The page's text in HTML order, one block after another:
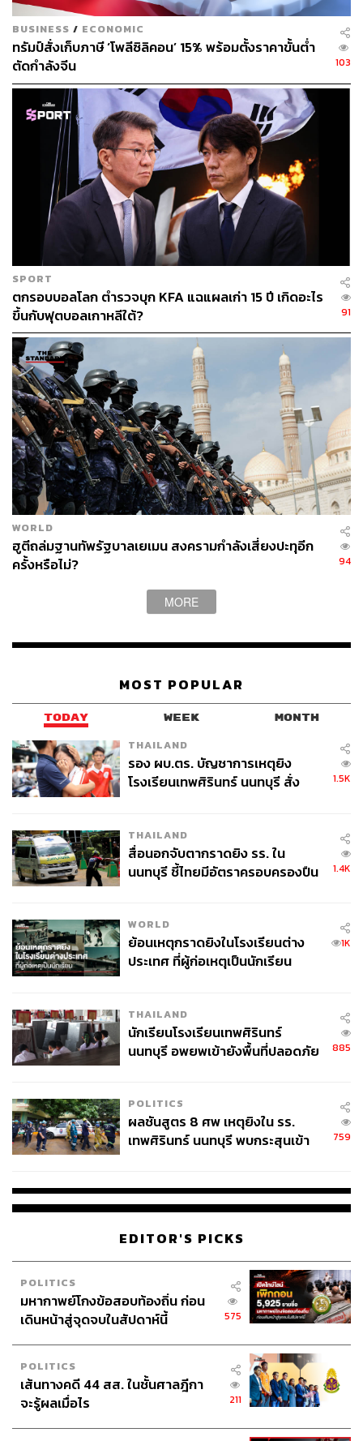
ABOUT THE AUTHOR
ณรงค์กร มโนจันทร์เพ็ญ
Content Creator กองบรรณาธิการข่าว THE
STANDARD
BUSINESS / ECONOMIC
ทรัมป์สั่งเก็บภาษี ‘โพลีซิลิคอน’ 15% พร้อมตั้งราคาขั้นต่ำ
ตัดกำลังจีน
103
SPORT
ตกรอบบอลโลก ตำรวจบุก KFA แฉแผลเก่า 15 ปี เกิดอะไร
ขึ้นกับฟุตบอลเกาหลีใต้?
91
WORLD
ฮูตีถล่มฐานทัพรัฐบาลเยเมน สงครามกำลังเสี่ยงปะทุอีก
ครั้งหรือไม่?
94
MORE
MOST POPULAR
TODAY WEEK MONTH
THAILAND
รอง ผบ.ตร. บัญชาการเหตุยิง
โรงเรียนเทพศิรินทร์ นนทบุรี สั่ง
1.5K
THAILAND
สื่อนอกจับตากราดยิง รร. ใน
นนทบุรี ชี้ไทยมีอัตราครอบครองปืน
1.4K
WORLD
ย้อนเหตุกราดยิงในโรงเรียนต่าง
ประเทศ ที่ผู้ก่อเหตุเป็นนักเรียน
1K
THAILAND
นักเรียนโรงเรียนเทพศิรินทร์
นนทบุรี อพยพเข้ายังพื้นที่ปลอดภัย
885
POLITICS
ผลชันสูตร 8 ศพ เหตุยิงใน รร.
เทพศิรินทร์ นนทบุรี พบกระสุนเข้า
759
EDITOR'S PICKS
POLITICS
มหากาพย์โกงข้อสอบท้องถิ่น ก่อน
เดินหน้าสู่จุดจบในสัปดาห์นี้
575
POLITICS
เส้นทางคดี 44 สส. ในชั้นศาลฎีกา
จะรู้ผลเมื่อไร
211